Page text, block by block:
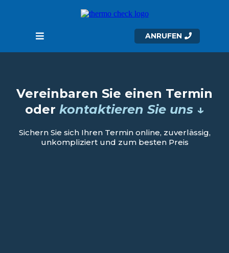
ANRUFEN
Vereinbaren Sie einen Termin
oder kontaktieren Sie uns ↓
Sichern Sie sich Ihren Termin online, zuverlässig,
unkompliziert und zum besten Preis